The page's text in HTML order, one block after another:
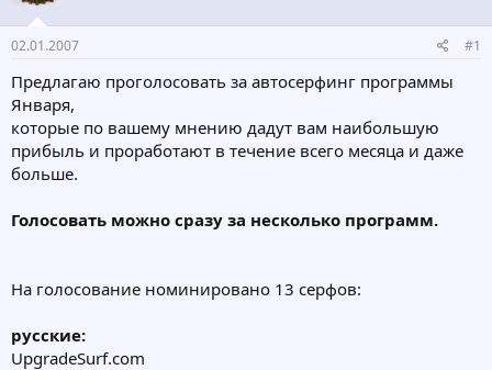
02.01.2007 #1
Предлагаю проголосовать за автосерфинг программы
Января,
которые по вашему мнению дадут вам наибольшую
прибыль и проработают в течение всего месяца и даже
больше.
Голосовать можно сразу за несколько программ.
На голосование номинировано 13 серфов:
русские:
UpgradeSurf.com